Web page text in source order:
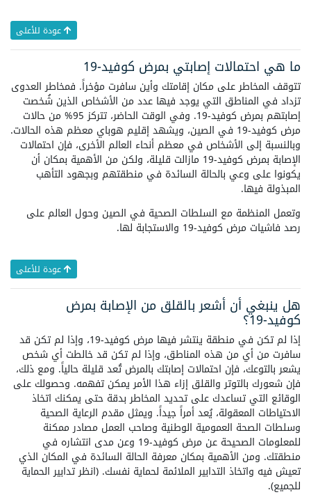
عودة للأعلى
ما هي احتمالات إصابتي بمرض كوفيد-19
تتوقف المخاطر على مكان إقامتك وأين سافرت مؤخراً. فمخاطر العدوى
تزداد في المناطق التي يوجد فيها عدد من الأشخاص الذين شُخصت
إصابتهم بمرض كوفيد-19. وفي الوقت الحاضر، تتركز 95% من حالات
مرض كوفيد-19 في الصين، ويشهد إقليم هوباي معظم هذه الحالات.
وبالنسبة إلى الأشخاص في معظم أنحاء العالم الأخرى، فإن احتمالات
الإصابة بمرض كوفيد-19 مازالت قليلة، ولكن من الأهمية بمكان أن
يكونوا على وعي بالحالة السائدة في منطقتهم وبجهود التأهب
المبذولة فيها.
وتعمل المنظمة مع السلطات الصحية في الصين وحول العالم على
رصد فاشيات مرض كوفيد-19 والاستجابة لها.
عودة للأعلى
هل ينبغي أن أشعر بالقلق من الإصابة بمرض
كوفيد-19؟
إذا لم تكن في منطقة ينتشر فيها مرض كوفيد-19، وإذا لم تكن قد
سافرت من أي من هذه المناطق، وإذا لم تكن قد خالطت أي شخص
يشعر بالتوعك، فإن احتمالات إصابتك بالمرض تُعد قليلة حالياً. ومع ذلك،
فإن شعورك بالتوتر والقلق إزاء هذا الأمر يمكن تفهمه. وحصولك على
الوقائع التي تساعدك على تحديد المخاطر بدقة حتى يمكنك اتخاذ
الاحتياطات المعقولة، يُعد أمراً جيداً. ويمثل مقدم الرعاية الصحية
وسلطات الصحة العمومية الوطنية وصاحب العمل مصادر ممكنة
للمعلومات الصحيحة عن مرض كوفيد-19 وعن مدى انتشاره في
منطقتك. ومن الأهمية بمكان معرفة الحالة السائدة في المكان الذي
تعيش فيه واتخاذ التدابير الملائمة لحماية نفسك. (انظر تدابير الحماية
للجميع).